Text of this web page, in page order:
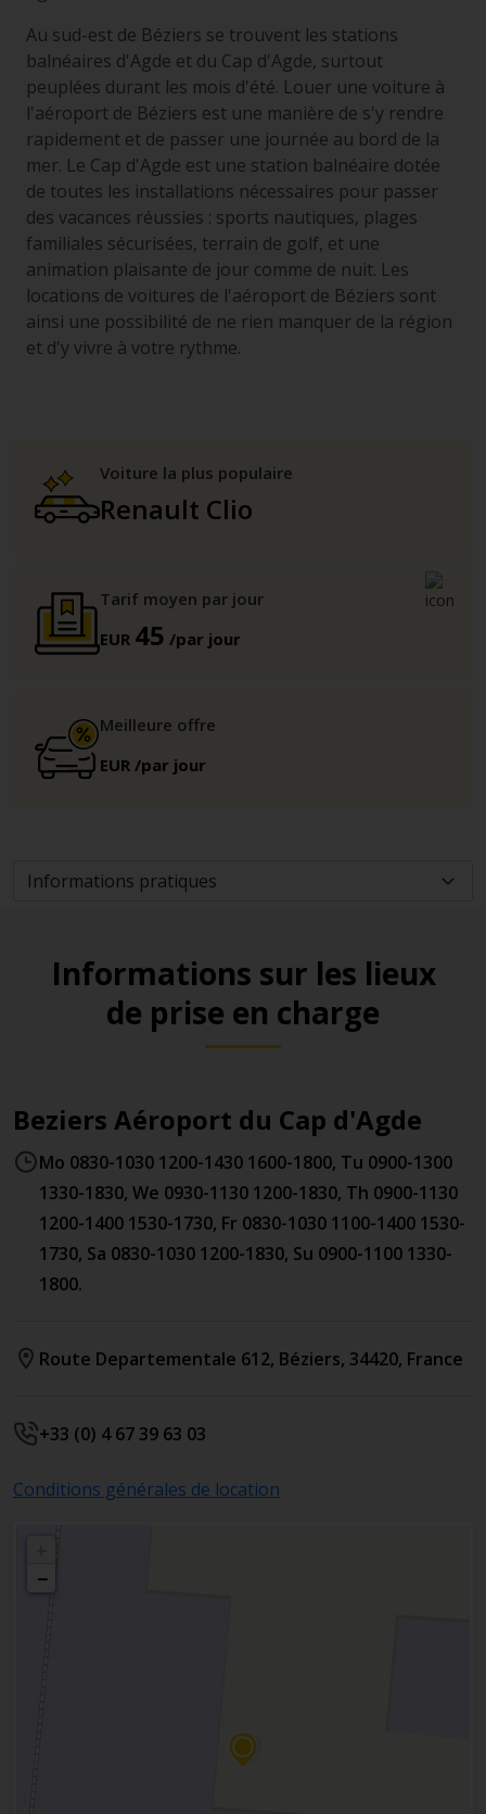
Au sud-est de Béziers se trouvent les stations
balnéaires d'Agde et du Cap d'Agde, surtout
peuplées durant les mois d'été. Louer une voiture à
l'aéroport de Béziers est une manière de s'y rendre
rapidement et de passer une journée au bord de la
mer. Le Cap d'Agde est une station balnéaire dotée
de toutes les installations nécessaires pour passer
des vacances réussies : sports nautiques, plages
familiales sécurisées, terrain de golf, et une
animation plaisante de jour comme de nuit. Les
locations de voitures de l'aéroport de Béziers sont
ainsi une possibilité de ne rien manquer de la région
et d'y vivre à votre rythme.
Voiture la plus populaire
Renault Clio
Tarif moyen par jour
EUR 45 /par jour
Meilleure offre
EUR /par jour
Informations sur les lieux
de prise en charge
Beziers Aéroport du Cap d'Agde
Mo 0830-1030 1200-1430 1600-1800, Tu 0900-1300
1330-1830, We 0930-1130 1200-1830, Th 0900-1130
1200-1400 1530-1730, Fr 0830-1030 1100-1400 1530-
1730, Sa 0830-1030 1200-1830, Su 0900-1100 1330-
1800.
Route Departementale 612, Béziers, 34420, France
+33 (0) 4 67 39 63 03
Conditions générales de location
−